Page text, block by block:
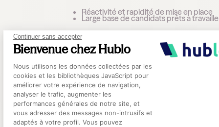
Continuer sans accepter
Bienvenue chez Hublo
Plateforme de Gestion du
Nous utilisons les données collectées par les
cookies et les bibliothèques JavaScript pour
améliorer votre expérience de navigation,
analyser le trafic, augmenter les
performances générales de notre site, et
vous adresser des messages non-intrusifs et
adaptés à votre profil. Vous pouvez
Axeptio consent
Réactivité et rapidité de mise en place
Large base de candidats prêts à
Avantages de Hublo
Réduction des coûts grâce à
ressources internes
Gestion centralisée et simplifiée des
remplacements
Engagement accru des professionnels
internes